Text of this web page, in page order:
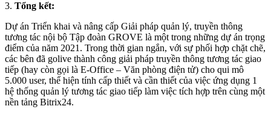
3. Tổng kết:
Dự án Triển khai và nâng cấp Giải pháp quản lý, truyền thông
tương tác nội bộ Tập đoàn GROVE là một trong những dự án trọng
điểm của năm 2021. Trong thời gian ngắn, với sự phối hợp chặt chẽ,
các bên đã golive thành công giải pháp truyền thông tương tác giao
tiếp (hay còn gọi là E-Office – Văn phòng điện tử) cho qui mô
5.000 user, thể hiện tính cấp thiết và cần thiết của việc ứng dụng 1
hệ thống quản lý tương tác giao tiếp làm việc tích hợp trên cùng một
nền tảng Bitrix24.